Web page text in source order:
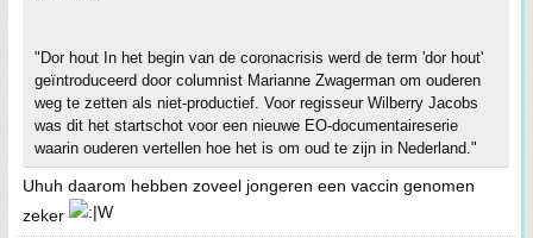
"Dor hout In het begin van de coronacrisis werd de term 'dor hout'
geïntroduceerd door columnist Marianne Zwagerman om ouderen
weg te zetten als niet-productief. Voor regisseur Wilberry Jacobs
was dit het startschot voor een nieuwe EO-documentaireserie
waarin ouderen vertellen hoe het is om oud te zijn in Nederland."
Uhuh daarom hebben zoveel jongeren een vaccin genomen
zeker